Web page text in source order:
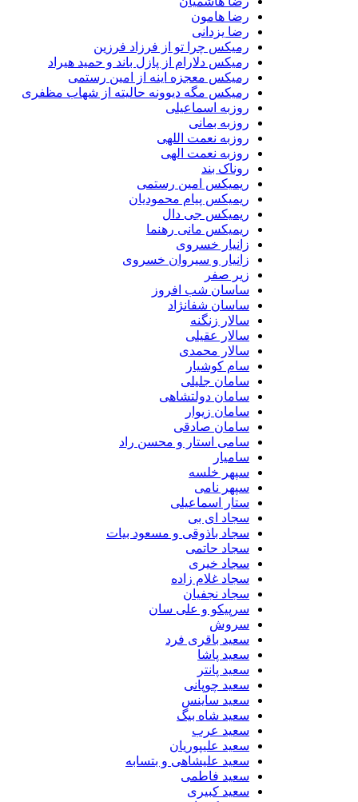
رضا هامون
رضا یزدانی
رمیکس چرا تو از فرزاد فرزین
رمیکس دلارام از پازل باند و حمید هیراد
رمیکس معجزه اینه از امین رستمی
رمیکس مگه دیوونه حالیته از شهاب مظفری
روزبه اسماعیلی
روزبه بمانی
روزبه نعمت اللهی
روزبه نعمت الهی
روناک بند
ریمیکس امین رستمی
ریمیکس پیام محمودیان
ریمیکس جی دال
ریمیکس مانی رهنما
زانیار خسروی
زانیار و سیروان خسروی
زیر صفر
ساسان شب افروز
ساسان شفانژاد
سالار زنگنه
سالار عقیلی
سالار محمدی
سام کوشیار
سامان جلیلی
سامان دولتشاهی
سامان زیوار
سامان صادقی
سامی استار و محسن راد
سامیار
سپهر خلسه
سپهر نامی
ستار اسماعیلی
سجاد ای بی
سجاد باذوقی و مسعود بیات
سجاد حاتمی
سجاد خیری
سجاد غلام زاده
سجاد نجفیان
سرپیکو و علی سان
سروش
سعید باقری فرد
سعید پاشا
سعید پانتر
سعید چوپانی
سعید ساینس
سعید شاه بیگ
سعید عرب
سعید علیپوریان
سعید علیشاهی و بتسابه
سعید فاطمی
سعید کبیری